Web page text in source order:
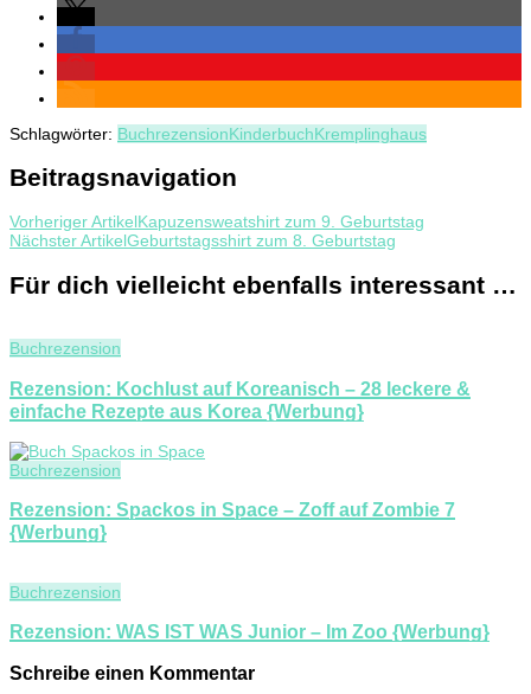
Schlagwörter: BuchrezensionKinderbuchKremplinghaus
Beitragsnavigation
Vorheriger ArtikelKapuzensweatshirt zum 9. Geburtstag
Nächster ArtikelGeburtstagsshirt zum 8. Geburtstag
Für dich vielleicht ebenfalls interessant …
Buchrezension
Rezension: Kochlust auf Koreanisch – 28 leckere &
einfache Rezepte aus Korea {Werbung}
Buchrezension
Rezension: Spackos in Space – Zoff auf Zombie 7
{Werbung}
Buchrezension
Rezension: WAS IST WAS Junior – Im Zoo {Werbung}
Schreibe einen Kommentar